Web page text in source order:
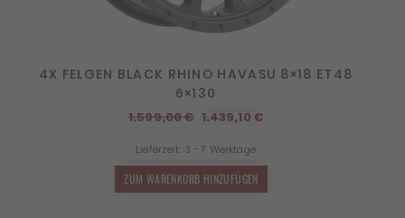
4X FELGEN BLACK RHINO HAVASU 8×18 ET48
6×130
1.599,00€ Ursprünglicher
war:
1.599,00 €
1.439,10 €Aktueller
Lieferzeit: 3 - 7 Werktage
ZUM WARENKORB HINZUFÜGEN